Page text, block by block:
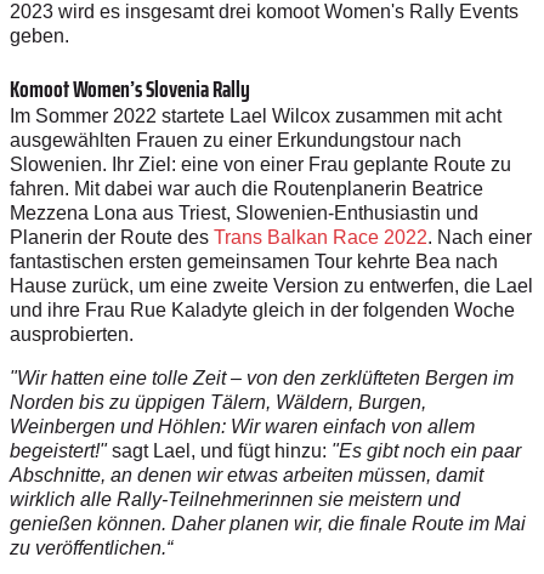
2023 wird es insgesamt drei komoot Women's Rally Events
geben.
Komoot Women’s Slovenia Rally
Im Sommer 2022 startete Lael Wilcox zusammen mit acht
ausgewählten Frauen zu einer Erkundungstour nach
Slowenien. Ihr Ziel: eine von einer Frau geplante Route zu
fahren. Mit dabei war auch die Routenplanerin Beatrice
Mezzena Lona aus Triest, Slowenien-Enthusiastin und
Planerin der Route des Trans Balkan Race 2022. Nach einer
fantastischen ersten gemeinsamen Tour kehrte Bea nach
Hause zurück, um eine zweite Version zu entwerfen, die Lael
und ihre Frau Rue Kaladyte gleich in der folgenden Woche
ausprobierten.
"Wir hatten eine tolle Zeit – von den zerklüfteten Bergen im
Norden bis zu üppigen Tälern, Wäldern, Burgen,
Weinbergen und Höhlen: Wir waren einfach von allem
begeistert!"sagt Lael, und fügt hinzu: "Es gibt noch ein paar
Abschnitte, an denen wir etwas arbeiten müssen, damit
wirklich alle Rally-Teilnehmerinnen sie meistern und
genießen können. Daher planen wir, die finale Route im Mai
zu veröffentlichen.“